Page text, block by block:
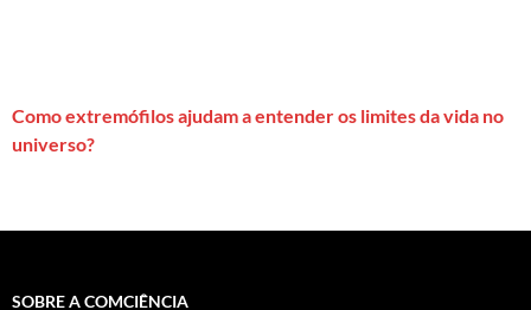
Como extremófilos ajudam a entender os limites da vida no
universo?
SOBRE A COMCIÊNCIA